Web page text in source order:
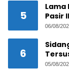
5
Lama
Pasir
06/08/
6
05/08/